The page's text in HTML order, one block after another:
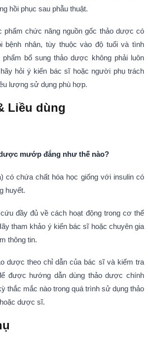
hồi phục sau phẫu thuật.
phẩm chức năng nguồn gốc thảo dược có
bệnh nhân, tùy thuộc vào độ tuổi và tình
bổ sung thảo dược không phải luôn
hỏi ý kiến bác sĩ hoặc người phụ trách
lượng sử dụng phù hợp.
Liều dùng
mướp đắng như thế nào?
có chứa chất hóa học giống với insulin có
huyết.
đầy đủ về cách hoạt động trong cơ thể
tham khảo ý kiến bác sĩ hoặc chuyên gia
thông tin.
dược theo chỉ dẫn của bác sĩ và kiểm tra
được hướng dẫn dùng thảo dược chính
thắc mắc nào trong quá trình sử dụng thảo
dược sĩ.